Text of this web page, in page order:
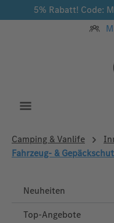
Zum Hauptinhalt springen
5% Rabatt! Code:
Camping & Vanlife
Fahrzeug- &
Neuheiten
Top-Angebote